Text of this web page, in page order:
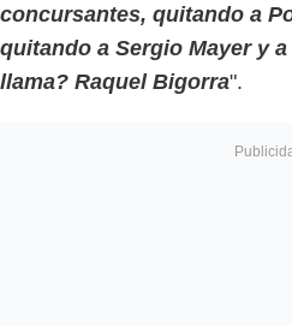
concursantes, quitando a
quitando a Sergio Mayer y
llama? Raquel Bigorra".